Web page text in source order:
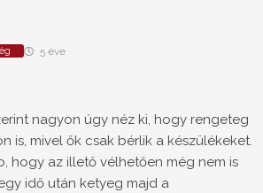
5 éve
nagyon úgy néz ki, hogy rengeteg
is, mivel ők csak bérlik a készülékeket.
hogy az illető vélhetően még nem is
idő után ketyeg majd a